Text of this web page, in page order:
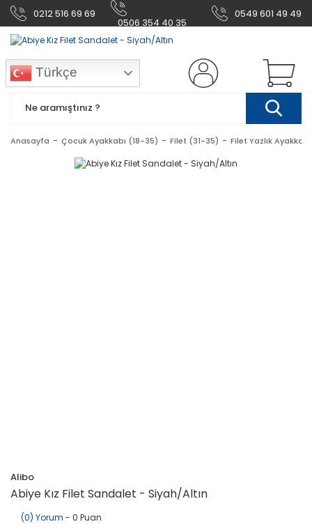
0212 516 69 69
0506 354 40 35
0549 601 49 49
Türkçe
Anasayfa Çocuk Ayakkabı (18-35) Filet (31-35) Filet Yazlık Ayakkabı
Alibo
Abiye Kız Filet Sandalet - Siyah/Altın
(0) Yorum - 0 Puan